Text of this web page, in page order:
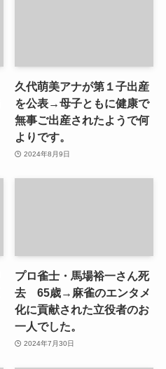
久代萌美アナが第１子出産
を公表→母子ともに健康で
無事ご出産されたようで何
よりです。
2024年8月9日
プロ雀士・馬場裕一さん死
去 65歳→麻雀のエンタメ
化に貢献された立役者のお
一人でした。
2024年7月30日